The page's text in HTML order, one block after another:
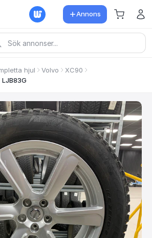
Annons
hjul Volvo
XC90
LJB83G